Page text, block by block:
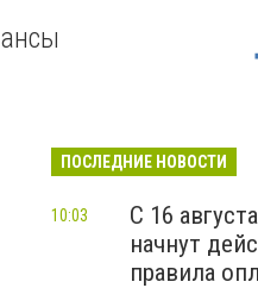
ПОСЛЕДНИЕ НОВОСТИ
С 16
начнут
правила
10:03